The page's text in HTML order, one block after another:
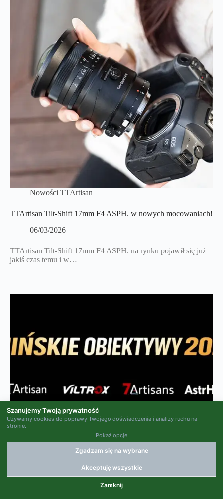
Nowości TTArtisan
TTArtisan Tilt-Shift 17mm F4 ASPH. w nowych mocowaniach!
06/03/2026
TTArtisan Tilt-Shift 17mm F4 ASPH. na rynku pojawił się już
jakiś czas temu i w…
Szanujemy Twoją prywatność
Używamy cookies do poprawy Twojego doświadczenia i analizy ruchu na
stronie.
Pokaż opcje
Zgadzam się na wybrane
Akceptuję wszystkie
Zamknij